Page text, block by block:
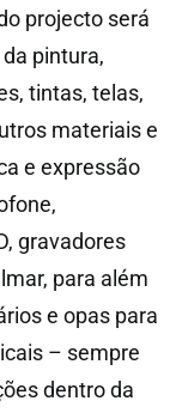
projecto será
pintura,
tintas, telas,
materiais e
e expressão
gravadores
para além
e opas para
– sempre
dentro da